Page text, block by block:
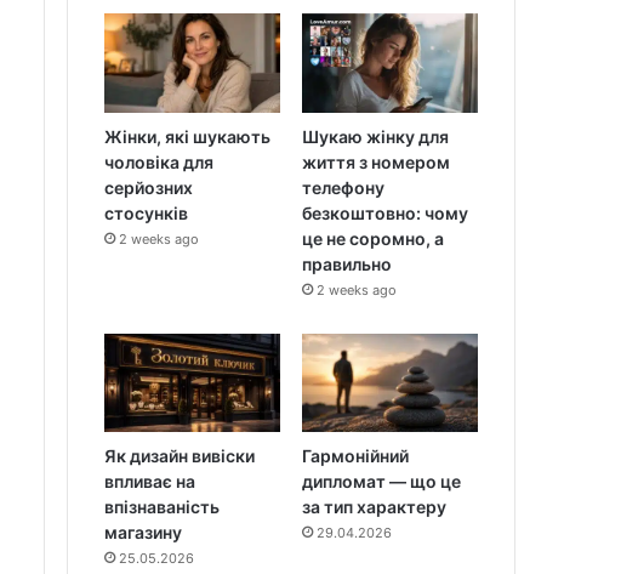
Жінки, які шукають
чоловіка для
серйозних
стосунків
2 weeks ago
Шукаю жінку для
життя з номером
телефону
безкоштовно: чому
це не соромно, а
правильно
2 weeks ago
Як дизайн вивіски
впливає на
впізнаваність
магазину
25.05.2026
Гармонійний
дипломат — що це
за тип характеру
29.04.2026